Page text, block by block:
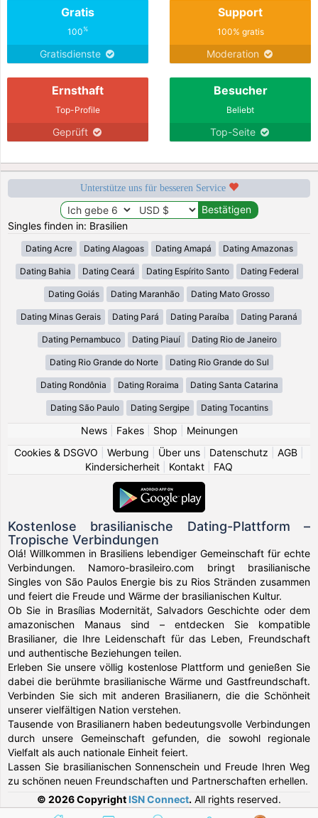
Gratis
100%
Gratisdienste
Support
100% gratis
Moderation
Ernsthaft
Top-Profile
Geprüft
Besucher
Beliebt
Top-Seite
Unterstütze uns für besseren Service
Singles finden in: Brasilien
Dating Acre Dating Alagoas Dating Amapá Dating Amazonas
Dating Bahia Dating Ceará Dating Espírito Santo Dating Federal
Dating Goiás Dating Maranhão Dating Mato Grosso
Dating Minas Gerais Dating Pará Dating Paraíba Dating Paraná
Dating Pernambuco Dating Piauí Dating Rio de Janeiro
Dating Rio Grande do Norte Dating Rio Grande do Sul
Dating Rondônia Dating Roraima Dating Santa Catarina
Dating São Paulo Dating Sergipe Dating Tocantins
News| Fakes| Shop
Meinungen
Cookies & DSGVO
Werbung Über uns Datenschutz AGB
Kindersicherheit
Kontakt FAQ
Kostenlose brasilianische Dating-Plattform –
Tropische Verbindungen
Olá! Willkommen in Brasiliens lebendiger Gemeinschaft für echte
Verbindungen. Namoro-brasileiro.com bringt brasilianische
Singles von São Paulos Energie bis zu Rios Stränden zusammen
und feiert die Freude und Wärme der brasilianischen Kultur.
Ob Sie in Brasílias Modernität, Salvadors Geschichte oder dem
amazonischen Manaus sind – entdecken Sie kompatible
Brasilianer, die Ihre Leidenschaft für das Leben, Freundschaft
und authentische Beziehungen teilen.
Erleben Sie unsere völlig kostenlose Plattform und genießen Sie
dabei die berühmte brasilianische Wärme und Gastfreundschaft.
Verbinden Sie sich mit anderen Brasilianern, die die Schönheit
unserer vielfältigen Nation verstehen.
Tausende von Brasilianern haben bedeutungsvolle Verbindungen
durch unsere Gemeinschaft gefunden, die sowohl regionale
Vielfalt als auch nationale Einheit feiert.
Lassen Sie brasilianischen Sonnenschein und Freude Ihren Weg
zu schönen neuen Freundschaften und Partnerschaften erhellen.
© 2026 Copyright ISN Connect. All rights reserved.